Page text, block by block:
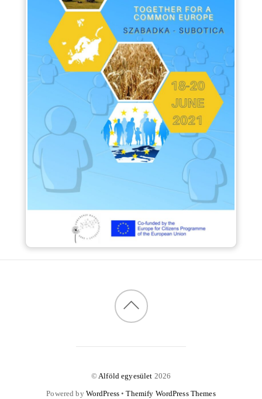
©Alföld egyesület 2026
Powered by WordPress •Themify WordPress Themes